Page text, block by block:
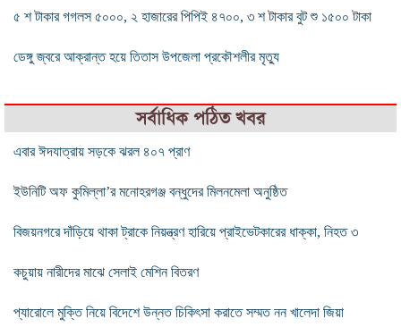
৫ শ টাকার গগলস ৫০০০, ২ হাজারের পিপিই ৪৭০০, ৩ শ টাকার বুট শু ১৫০০ টাকা
ডেঙ্গু জ্বরে আক্রান্ত হয়ে তিতাস উপজেলা প্রকৌশলীর মৃত্যু
সর্বাধিক পঠিত খবর
এবার ঈদযাত্রায় সড়কে ঝরল ৪০৭ প্রাণ
ইউনিটি অফ কুমিল্লা’র মনোহরগঞ্জ বন্ধুদের মিলনমেলা অনুষ্ঠিত
বিজয়নগরে দাঁড়িয়ে থাকা ট্রাকে নিয়ন্ত্রণ হারিয়ে প্রাইভেটকারের ধাক্কা, নিহত ৩
কচুয়ায় নারীদের মাঝে সেলাই মেশিন বিতরণ
প্যারোলে মুক্তি নিয়ে বিদেশে উন্নত চিকিৎসা করাতে সম্মত নন খালেদা জিয়া